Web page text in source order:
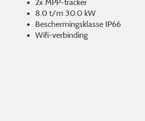
2x MPP-tracker
8.0 t/m 30.0 kW
Beschermingsklasse IP66
Wifi-verbinding